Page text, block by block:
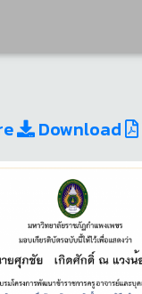
Download